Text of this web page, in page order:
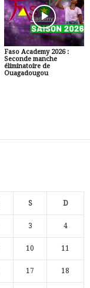
Faso Academy 2026 :
Seconde manche
éliminatoire de
Ouagadougou
S D
3 4
10 11
17 18